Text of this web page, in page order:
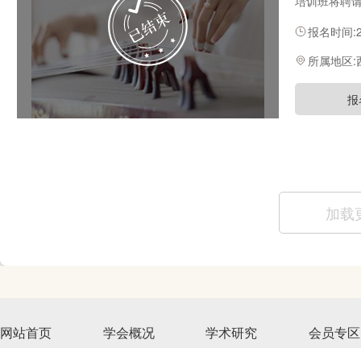
报名时间
所属地区:
加载
网站首页 学会概况 学术研究 会员专区